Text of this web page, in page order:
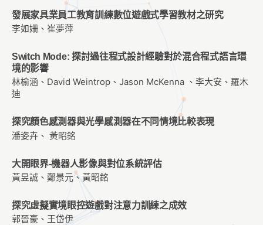
發展家具業員工教育訓練數位遊戲式學習教材之研究
李如姍、崔夢萍
Switch Mode: 探討過往程式設計經驗對於混合程式語言環
境的影響
林榆涵、David Weintrop、Jason McKenna 、李大安、羅木
迪
探究顏色感測器與光學感測器在不同情境比較表現
潘姿卉、 黃昭銘
大開眼界-機器人影像與對位系統評估
黃昱誠、鄭景元、黃昭銘
探究虛擬實境眼控遊戲對注意力訓練之成效
郭晉豪、王岱伊